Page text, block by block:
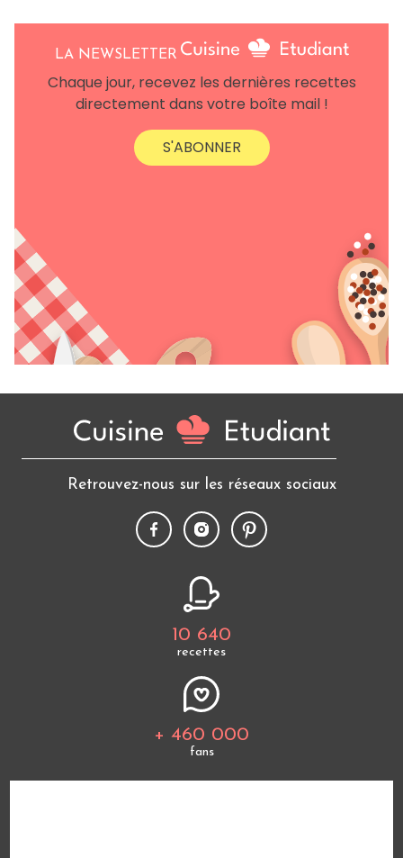
LA NEWSLETTER
Chaque jour, recevez les dernières recettes
directement dans votre boîte mail !
S'ABONNER
Retrouvez-nous sur les réseaux sociaux
10 640
recettes
+ 460 000
fans